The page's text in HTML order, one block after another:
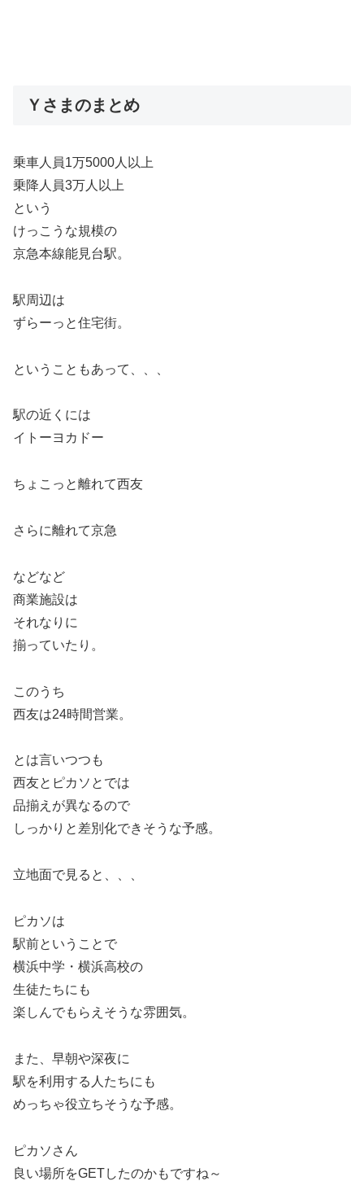
Ｙさまのまとめ
乗車人員1万5000人以上
乗降人員3万人以上
という
けっこうな規模の
京急本線能見台駅。
駅周辺は
ずらーっと住宅街。
ということもあって、、、
駅の近くには
イトーヨカドー
ちょこっと離れて西友
さらに離れて京急
などなど
商業施設は
それなりに
揃っていたり。
このうち
西友は24時間営業。
とは言いつつも
西友とピカソとでは
品揃えが異なるので
しっかりと差別化できそうな予感。
立地面で見ると、、、
ピカソは
駅前ということで
横浜中学・横浜高校の
生徒たちにも
楽しんでもらえそうな雰囲気。
また、早朝や深夜に
駅を利用する人たちにも
めっちゃ役立ちそうな予感。
ピカソさん
良い場所をGETしたのかもですね～